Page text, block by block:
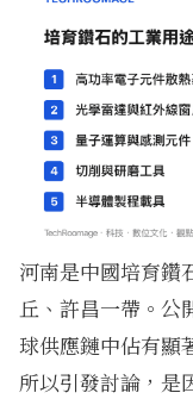
河南是中國培育鑽
丘、許昌一帶。公
球供應鏈中佔有顯
所以引發討論，是